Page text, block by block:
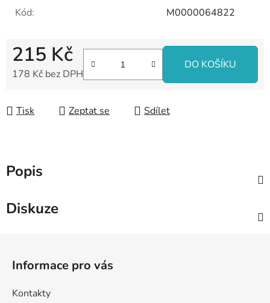
Kód:
M0000064822
215 Kč
178 Kč bez DPH
DO KOŠÍKU
Tisk Zeptat se Sdílet
Popis
Diskuze
Informace pro vás
Kontakty